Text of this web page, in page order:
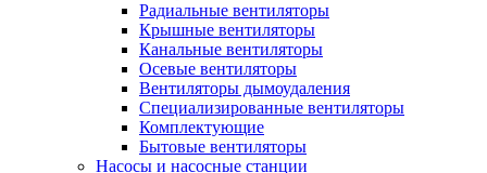
Радиальные вентиляторы
Крышные вентиляторы
Канальные вентиляторы
Осевые вентиляторы
Вентиляторы дымоудаления
Специализированные вентиляторы
Комплектующие
Бытовые вентиляторы
Насосы и насосные станции